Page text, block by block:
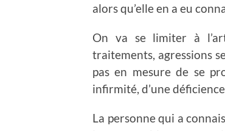
alors qu’elle en a eu
On va se limiter à
traitements, agressions
pas en mesure de se
infirmité, d’une
La personne qui a